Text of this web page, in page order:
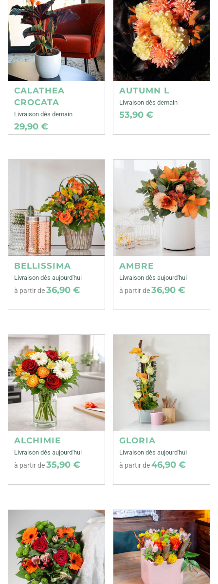
CALATHEA
CROCATA
Livraison dès demain
29,90 €
AUTUMN L
Livraison dès demain
53,90 €
BELLISSIMA
Livraison dès aujourd'hui
à partir de36,90 €
AMBRE
Livraison dès aujourd'hui
à partir de36,90 €
ALCHIMIE
Livraison dès aujourd'hui
à partir de35,90 €
GLORIA
Livraison dès aujourd'hui
à partir de46,90 €